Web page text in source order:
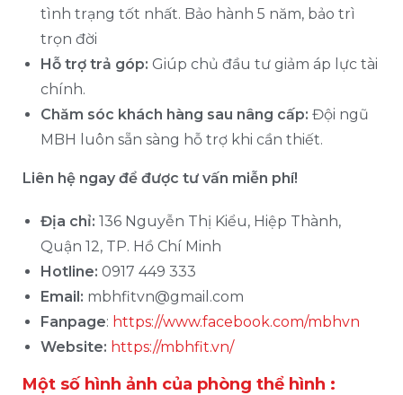
tình trạng tốt nhất. Bảo hành 5 năm, bảo trì
trọn đời
Hỗ trợ trả góp: Giúp chủ đầu tư giảm áp lực tài
chính.
Chăm sóc khách hàng sau nâng cấp: Đội ngũ
MBH luôn sẵn sàng hỗ trợ khi cần thiết.
Liên hệ ngay để được tư vấn miễn phí!
Địa chỉ: 136 Nguyễn Thị Kiểu, Hiệp Thành,
Quận 12, TP. Hồ Chí Minh
Hotline: 0917 449 333
Email: mbhfitvn@gmail.com
Fanpage: https://www.facebook.com/mbhvn
Website: https://mbhfit.vn/
Một số hình ảnh của phòng thể hình :